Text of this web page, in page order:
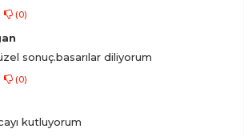
(0)
sonuç.basarılar diliyorum
(0)
kutluyorum